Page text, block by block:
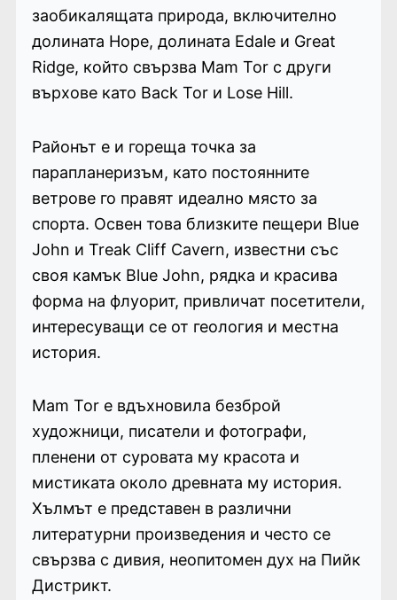
заобикалящата природа, включително
долината Hope, долината Edale и Great
Ridge, който свързва Mam Tor с други
върхове като Back Tor и Lose Hill.
Районът е и гореща точка за
парапланеризъм, като постоянните
ветрове го правят идеално място за
спорта. Освен това близките пещери Blue
John и Treak Cliff Cavern, известни със
своя камък Blue John, рядка и красива
форма на флуорит, привличат посетители,
интересуващи се от геология и местна
история.
Mam Tor е вдъхновила безброй
художници, писатели и фотографи,
пленени от суровата му красота и
мистиката около древната му история.
Хълмът е представен в различни
литературни произведения и често се
свързва с дивия, неопитомен дух на Пийк
Дистрикт.